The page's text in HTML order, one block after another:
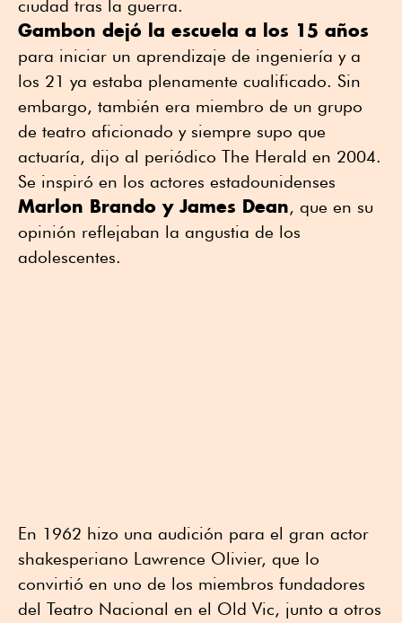
ciudad tras la guerra.
Gambon dejó la escuela a los 15 años
para iniciar un aprendizaje de ingeniería y a
los 21 ya estaba plenamente cualificado. Sin
embargo, también era miembro de un grupo
de teatro aficionado y siempre supo que
actuaría, dijo al periódico The Herald en 2004.
Se inspiró en los actores estadounidenses
Marlon Brando y James Dean, que en su
opinión reflejaban la angustia de los
adolescentes.
En 1962 hizo una audición para el gran actor
shakesperiano Lawrence Olivier, que lo
convirtió en uno de los miembros fundadores
del Teatro Nacional en el Old Vic, junto a otros